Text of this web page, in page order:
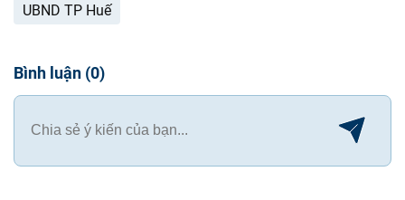
UBND TP Huế
Bình luận (0)